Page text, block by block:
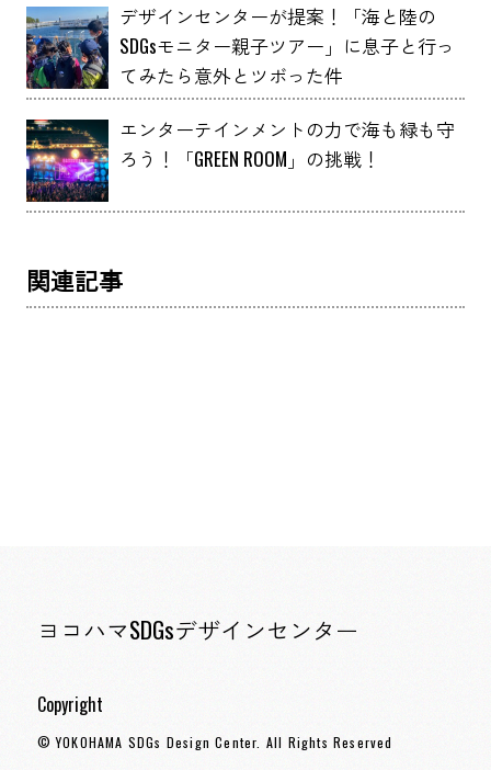
デザインセンターが提案！「海と陸の
SDGsモニター親子ツアー」に息子と行っ
てみたら意外とツボった件
エンターテインメントの力で海も緑も守
ろう！「GREEN ROOM」の挑戦！
関連記事
ヨコハマSDGsデザインセンター
Copyright
© YOKOHAMA SDGs Design Center. All Rights Reserved